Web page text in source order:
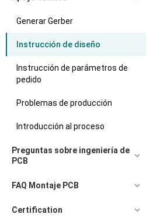
Generar Gerber
Instrucción de diseño
Instrucción de parámetros de
pedido
Problemas de producción
Introducción al proceso
Preguntas sobre ingeniería de
PCB
FAQ Montaje PCB
Certification